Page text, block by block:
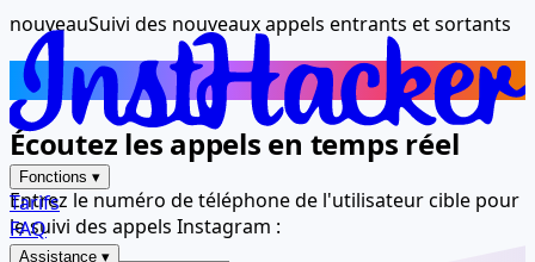
Fonctions ▾
Tarifs
FAQ
Assistance ▾
nouveauSuivi des nouveaux appels entrants et sortants
Suivi des appels Instagram
Écoutez les appels en temps réel
Entrez le numéro de téléphone de l'utilisateur cible pour
le suivi des appels Instagram :